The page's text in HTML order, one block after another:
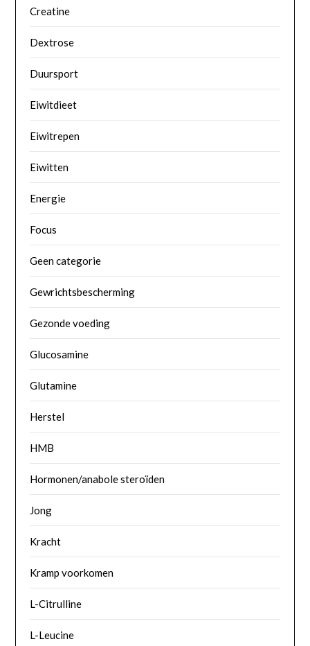
Creatine
Dextrose
Duursport
Eiwitdieet
Eiwitrepen
Eiwitten
Energie
Focus
Geen categorie
Gewrichtsbescherming
Gezonde voeding
Glucosamine
Glutamine
Herstel
HMB
Hormonen/anabole steroïden
Jong
Kracht
Kramp voorkomen
L-Citrulline
L-Leucine